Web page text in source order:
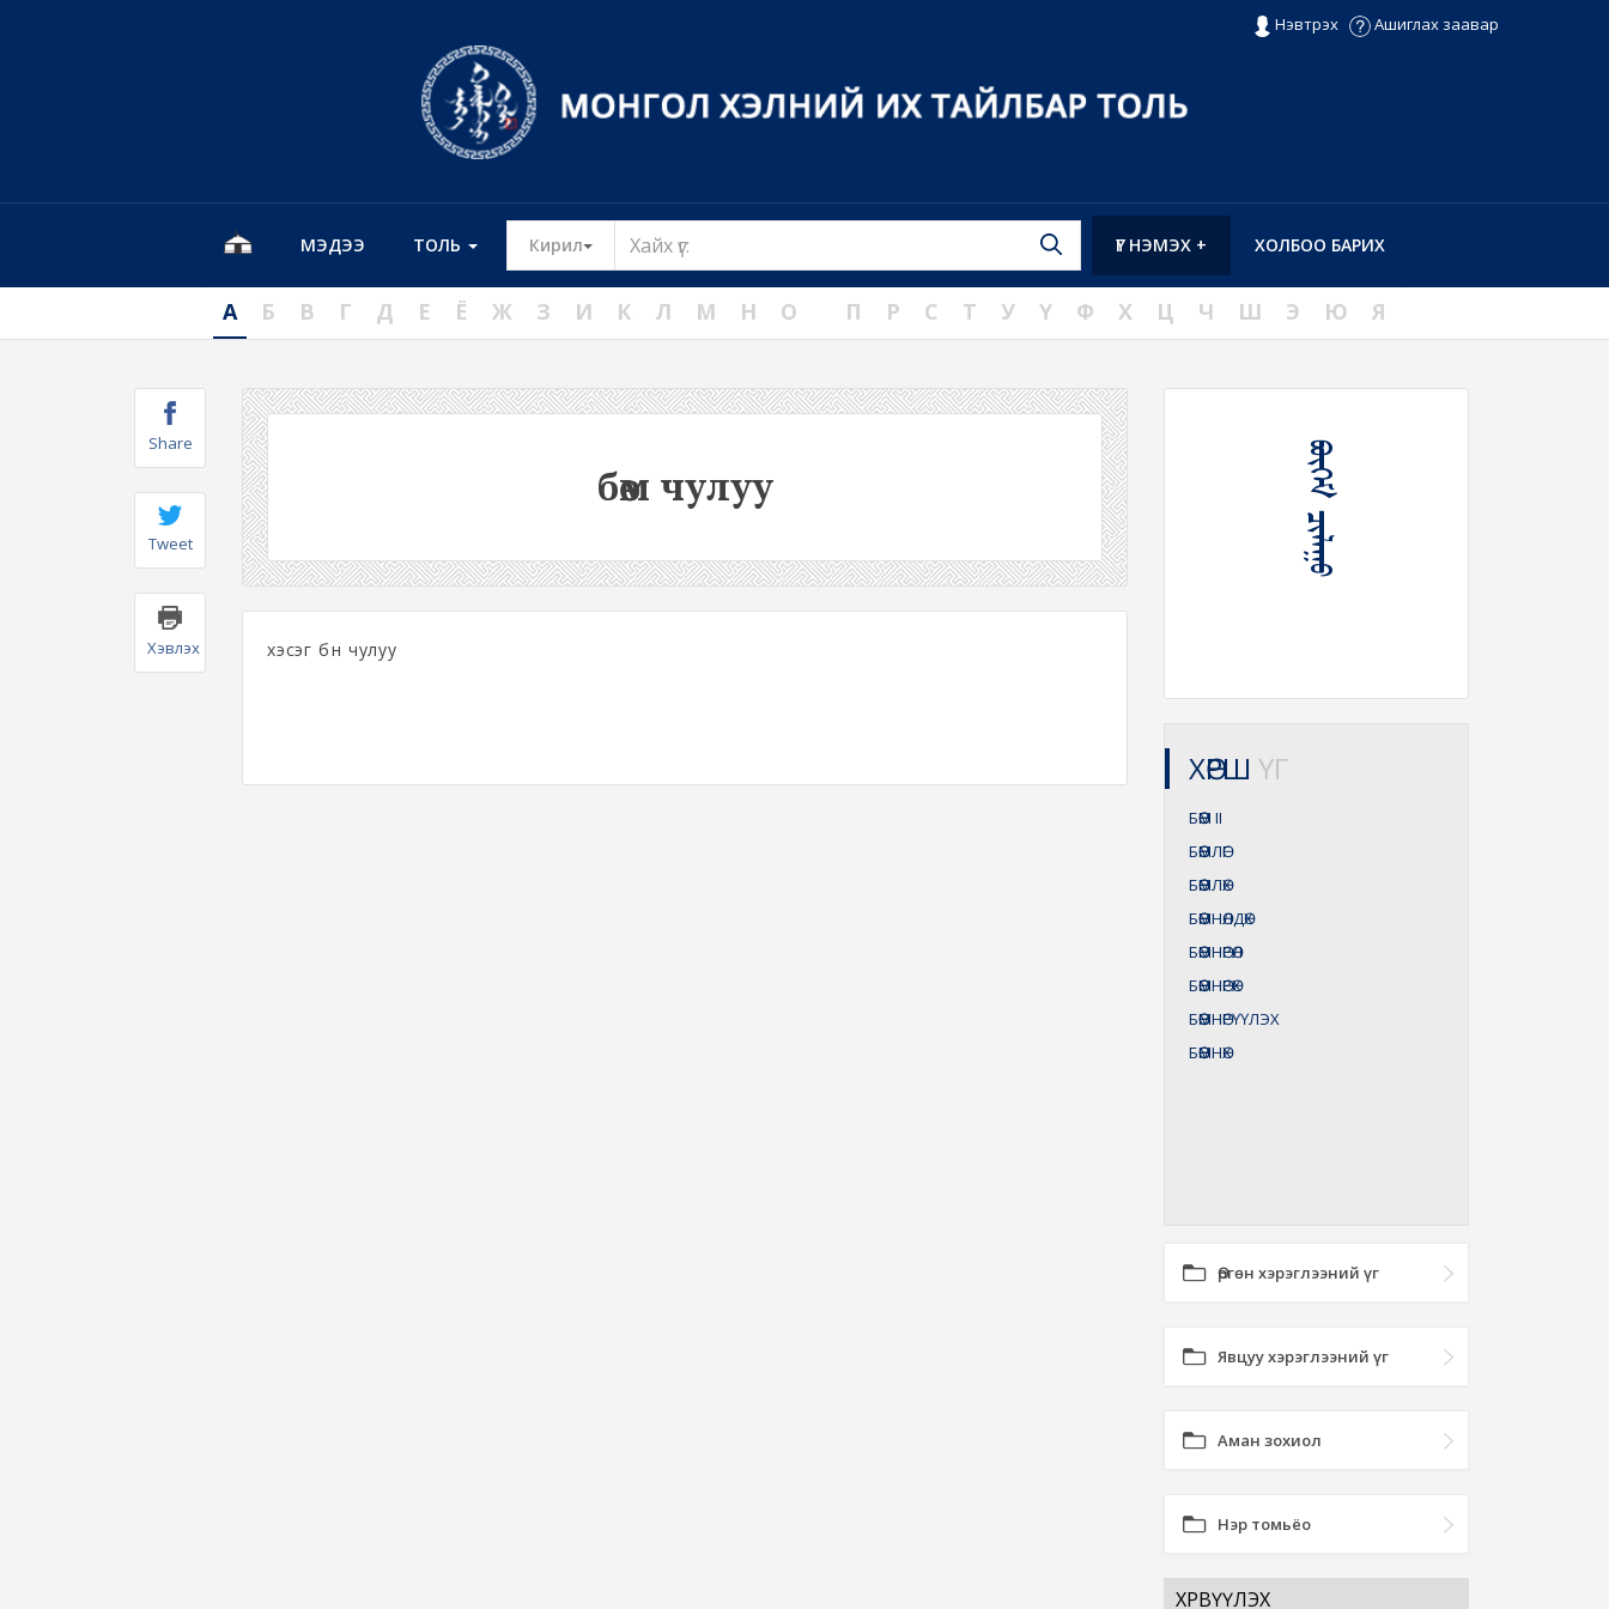
Нэвтрэх Ашиглах заавар
МЭДЭЭ ТОЛЬ Кирил Toggle Dropdown ХОЛБОО БАРИХ
ҮГ НЭМЭХ +
А Б В Г Д Е Ё Ж З И К Л М Н О П Р С Т У Ү Ф Х Ц Ч Ш Э Ю Я
Share
Tweet
Хэвлэх
бөөм чулуу
хэсэг бөөн чулуу
ᠪᠥᠭᠡᠮ ᠴᠢᠯᠠᠭᠤ
ХӨРШ ҮГ
БӨӨМ II
БӨӨМЛӨГ
БӨӨМЛӨХ
БӨӨМНӨЛДӨХ
БӨӨМНӨРӨЛ
БӨӨМНӨРӨХ
БӨӨМНӨРҮҮЛЭХ
БӨӨМНӨХ
Өргөн хэрэглээний үг
Явцуу хэрэглээний үг
Аман зохиол
Нэр томьёо
ХӨРВҮҮЛЭХ